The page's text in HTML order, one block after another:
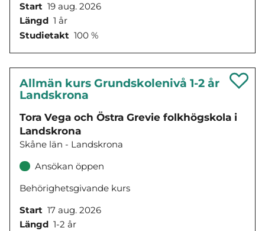
Start 19 aug. 2026
Längd 1 år
Studietakt 100 %
Allmän kurs Grundskolenivå 1-2 år
Landskrona
Tora Vega och Östra Grevie folkhögskola i
Landskrona
Skåne län - Landskrona
Ansökan öppen
Behörighetsgivande kurs
Start 17 aug. 2026
Längd 1-2 år